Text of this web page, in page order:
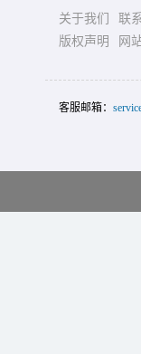
关于我们 联
版权声明
网
客服邮箱：